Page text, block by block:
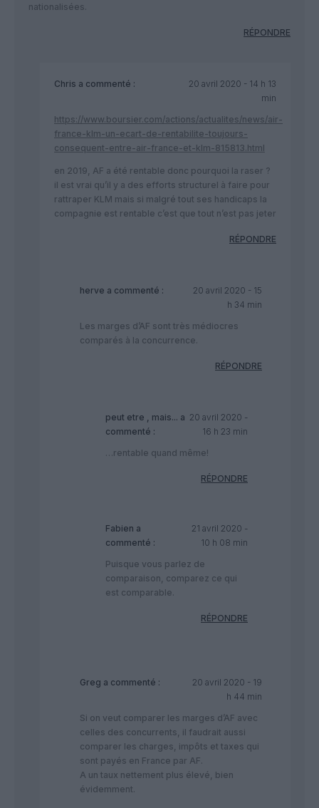
nationalisées.
RÉPONDRE
Chris a commenté :
20 avril 2020 - 14 h 13
min
https://www.boursier.com/actions/actualites/news/air-
france-klm-un-ecart-de-rentabilite-toujours-
consequent-entre-air-france-et-klm-815813.html
en 2019, AF a été rentable donc pourquoi la raser ?
il est vrai qu’il y a des efforts structurel à faire pour
rattraper KLM mais si malgré tout ses handicaps la
compagnie est rentable c’est que tout n’est pas jeter
RÉPONDRE
herve a commenté :
20 avril 2020 - 15
h 34 min
Les marges d’AF sont très médiocres
comparés à la concurrence.
RÉPONDRE
peut etre , mais... a
commenté :
20 avril 2020 -
16 h 23 min
…rentable quand même!
RÉPONDRE
Fabien a
commenté :
21 avril 2020 -
10 h 08 min
Puisque vous parlez de
comparaison, comparez ce qui
est comparable.
RÉPONDRE
Greg a commenté :
20 avril 2020 - 19
h 44 min
Si on veut comparer les marges d’AF avec
celles des concurrents, il faudrait aussi
comparer les charges, impôts et taxes qui
sont payés en France par AF.
A un taux nettement plus élevé, bien
évidemment.